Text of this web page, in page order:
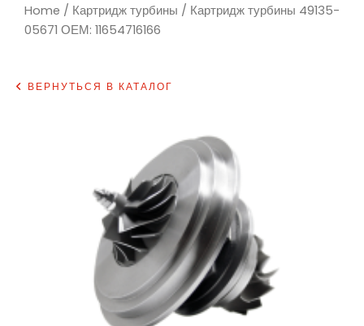
Home / Картридж турбины / Картридж турбины 49135-
05671 ОЕМ: 11654716166
ВЕРНУТЬСЯ В КАТАЛОГ